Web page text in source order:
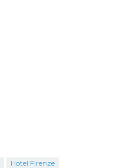
Hotel Firenze